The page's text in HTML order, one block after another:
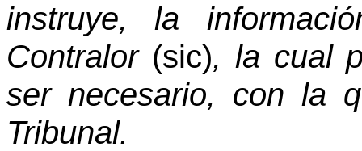
instruye, la
Contralor (sic), la cual
ser necesario, con la
Tribunal.